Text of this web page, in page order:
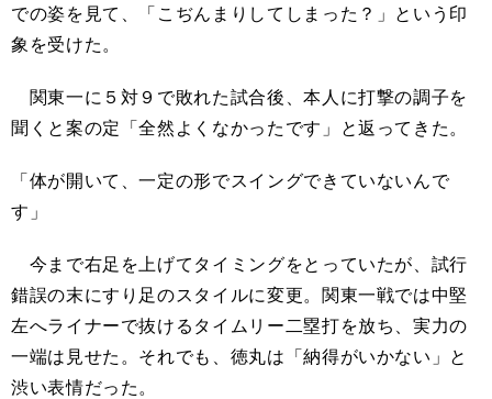
での姿を見て、「こぢんまりしてしまった？」という印
象を受けた。
関東一に５対９で敗れた試合後、本人に打撃の調子を
聞くと案の定「全然よくなかったです」と返ってきた。
「体が開いて、一定の形でスイングできていないんで
す」
今まで右足を上げてタイミングをとっていたが、試行
錯誤の末にすり足のスタイルに変更。関東一戦では中堅
左へライナーで抜けるタイムリー二塁打を放ち、実力の
一端は見せた。それでも、徳丸は「納得がいかない」と
渋い表情だった。